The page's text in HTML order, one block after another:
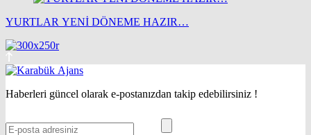
YURTLAR YENİ DÖNEME HAZIR…
Haberleri güncel olarak e-postanızdan takip edebilirsiniz !